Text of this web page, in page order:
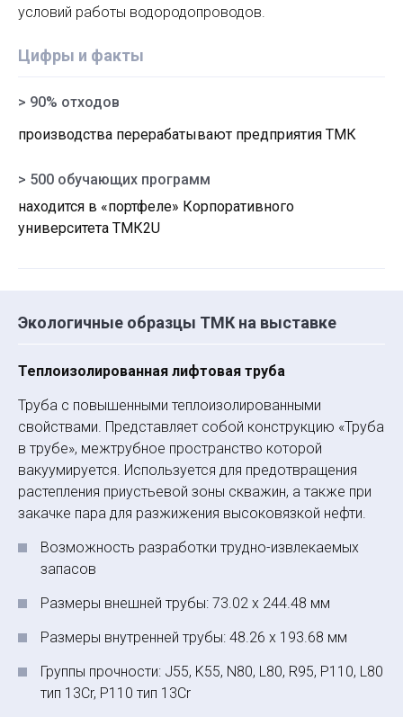
условий работы водородопроводов.
Цифры и факты
> 90% отходов
производства перерабатывают предприятия ТМК
> 500 обучающих программ
находится в «портфеле» Корпоративного
университета ТМК2U
Экологичные образцы ТМК на выставке
Теплоизолированная лифтовая труба
Труба с повышенными теплоизолированными
свойствами. Представляет собой конструкцию «Труба
в трубе», межтрубное пространство которой
вакуумируется. Используется для предо­твращения
растепления приустьевой зоны скважин, а также при
закачке пара для разжижения высоковязкой нефти.
Возможность ­разработки трудно-извлекаемых
запасов
Размеры внешней трубы: 73.02 х 244.48 мм
Размеры внутренней трубы: 48.26 х 193.68 мм
Группы прочности: J55, K55, N80, L80, R95, P110, L80
тип 13Cr, P110 тип 13Cr